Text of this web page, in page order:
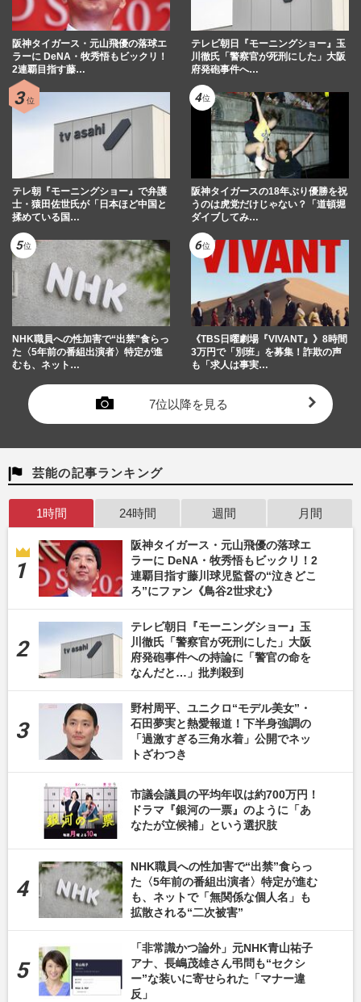
阪神タイガース・元山飛優の落球エ
ラーに DeNA・牧秀悟もビックリ！
2連覇目指す藤…
テレビ朝日『モーニングショー』玉
川徹氏「警察官が死刑にした」大阪
府発砲事件へ…
テレ朝『モーニングショー』で弁護
士・猿田佐世氏が「日本ほど中国と
揉めている国…
阪神タイガースの18年ぶり優勝を祝
うのは虎党だけじゃない？「道頓堀
ダイブしてみ…
NHK職員への性加害で“出禁”食らっ
た〈5年前の番組出演者〉特定が進
むも、ネット…
《TBS日曜劇場『VIVANT』》8時間
3万円で「別班」を募集！詐欺の声
も「求人は事実…
7位以降を見る
芸能の記事ランキング
1時間 24時間 週間 月間
阪神タイガース・元山飛優の落球エ
ラーに DeNA・牧秀悟もビックリ！2
連覇目指す藤川球児監督の“泣きどこ
ろ”にファン《鳥谷2世求む》
テレビ朝日『モーニングショー』玉
川徹氏「警察官が死刑にした」大阪
府発砲事件への持論に「警官の命を
なんだと…」批判殺到
野村周平、ユニクロ“モデル美女”・
石田夢実と熱愛報道！下半身強調の
「過激すぎる三角水着」公開でネッ
トざわつき
市議会議員の平均年収は約700万円！
ドラマ『銀河の一票』のように「あ
なたが立候補」という選択肢
NHK職員への性加害で“出禁”食らっ
た〈5年前の番組出演者〉特定が進む
も、ネットで「無関係な個人名」も
拡散される“二次被害”
「非常識かつ論外」元NHK青山祐子
アナ、長嶋茂雄さん弔問も“セクシ
ー”な装いに寄せられた「マナー違
反」